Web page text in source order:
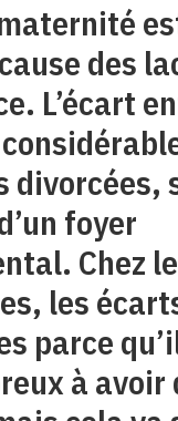
des
L’écart
divorcées,
foyer
Chez
les
parce
à avoir